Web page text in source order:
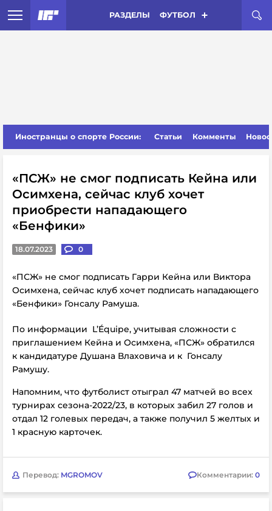
РАЗДЕЛЫ ФУТБОЛ
Иностранцы о спорте России: Статьи Комменты
«ПСЖ» не смог подписать Кейна или
Осимхена, сейчас клуб хочет
приобрести нападающего
«Бенфики»
18.07.2023 0
«ПСЖ» не смог подписать Гарри Кейна или Виктора
Осимхена, сейчас клуб хочет подписать нападающего
«Бенфики» Гонсалу Рамуша.
По информации L’Équipe, учитывая сложности с
приглашением Кейна и Осимхена, «ПСЖ» обратился
к кандидатуре Душана Влаховича и к Гонсалу
Рамушу.
Напомним, что футболист отыграл 47 матчей во всех
турнирах сезона-2022/23, в которых забил 27 голов и
отдал 12 голевых передач, а также получил 5 желтых и
1 красную карточек.
Перевод: MGROMOV Комментарии: 0